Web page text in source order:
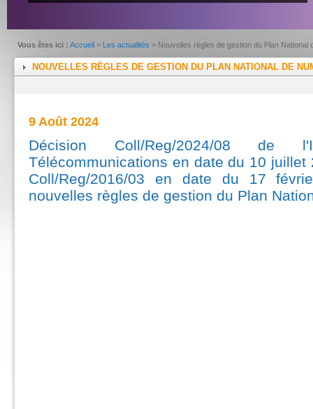
Vous êtes ici : Accueil > Les actualités > Nouvelles règles de gestion du Plan National
NOUVELLES RÈGLES DE GESTION DU PLAN NATIONAL DE
9 Août 2024
Décision Coll/Reg/2024/08 de
Télécommunications en date du 10
Coll/Reg/2016/03 en date du 17
nouvelles règles de gestion du Plan